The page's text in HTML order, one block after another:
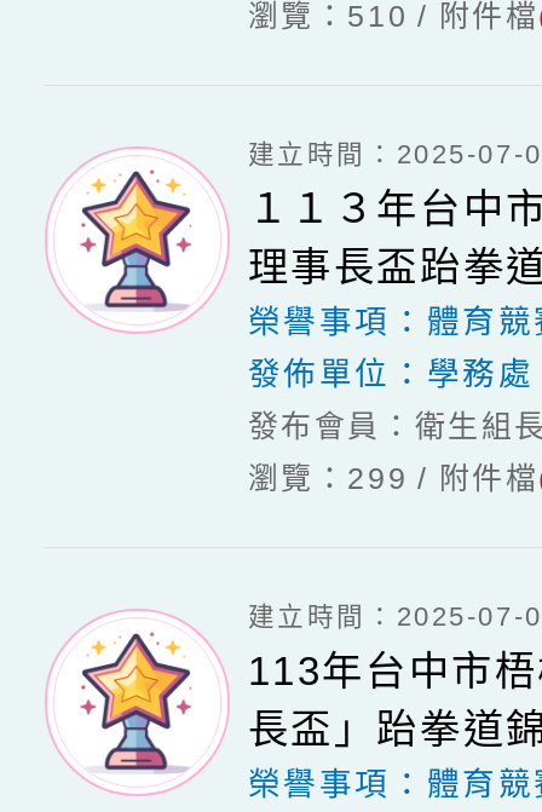
瀏覽：510 附件檔
建立時間：2025-07-
１１３年台中
理事長盃跆拳
榮譽事項： 體育競
發佈單位： 學務處
發布會員：衛生組
瀏覽：299
附件檔
建立時間：2025-07-
113年台中市
長盃」跆拳道
榮譽事項： 體育競